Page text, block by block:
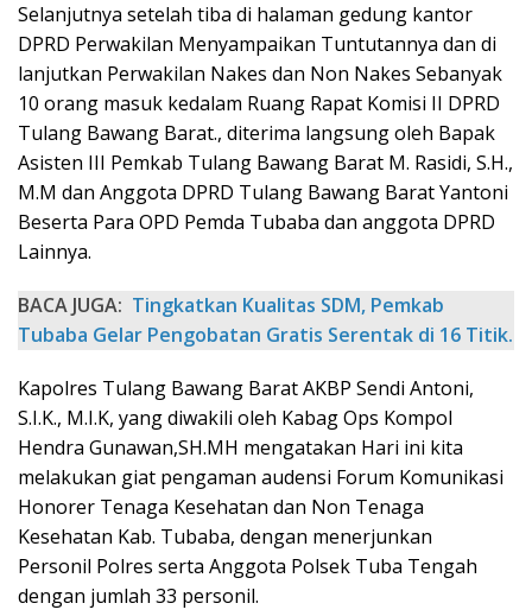
Selanjutnya setelah tiba di halaman gedung kantor
DPRD Perwakilan Menyampaikan Tuntutannya dan di
lanjutkan Perwakilan Nakes dan Non Nakes Sebanyak
10 orang masuk kedalam Ruang Rapat Komisi II DPRD
Tulang Bawang Barat., diterima langsung oleh Bapak
Asisten III Pemkab Tulang Bawang Barat M. Rasidi, S.H.,
M.M dan Anggota DPRD Tulang Bawang Barat Yantoni
Beserta Para OPD Pemda Tubaba dan anggota DPRD
Lainnya.
BACA JUGA: Tingkatkan Kualitas SDM, Pemkab
Tubaba Gelar Pengobatan Gratis Serentak di 16 Titik.
Kapolres Tulang Bawang Barat AKBP Sendi Antoni,
S.I.K., M.I.K, yang diwakili oleh Kabag Ops Kompol
Hendra Gunawan,SH.MH mengatakan Hari ini kita
melakukan giat pengaman audensi Forum Komunikasi
Honorer Tenaga Kesehatan dan Non Tenaga
Kesehatan Kab. Tubaba, dengan menerjunkan
Personil Polres serta Anggota Polsek Tuba Tengah
dengan jumlah 33 personil.